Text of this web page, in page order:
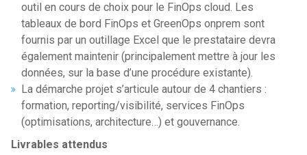
outil en cours de choix pour le FinOps cloud. Les
tableaux de bord FinOps et GreenOps onprem sont
fournis par un outillage Excel que le prestataire devra
également maintenir (principalement mettre à jour les
données, sur la base d’une procédure existante).
La démarche projet s’articule autour de 4 chantiers :
formation, reporting/visibilité, services FinOps
(optimisations, architecture…) et gouvernance.
Livrables attendus